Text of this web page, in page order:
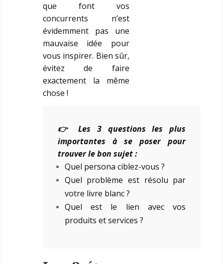
que font vos
concurrents n’est
évidemment pas une
mauvaise idée pour
vous inspirer. Bien sûr,
évitez de faire
exactement la même
chose !
👉 Les 3 questions les plus
importantes à se poser pour
trouver le bon sujet :
Quel persona ciblez-vous ?
Quel problème est résolu par
votre livre blanc ?
Quel est le lien avec vos
produits et services ?